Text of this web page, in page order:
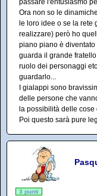
passare l'entusiasmo
Ora non so le
le loro idee o se la rete
realizzare) però ho
piano piano è
guarda il grande
ruolo dei personaggi
guardarlo...
I gialappi sono
delle persone che
la possibilità delle
Poi questo sarà pure
3 punti